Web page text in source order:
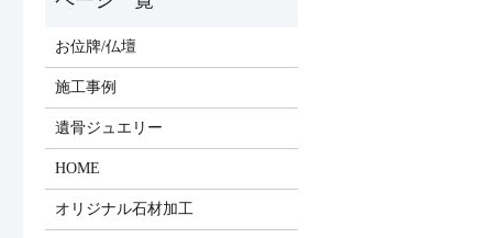
お位牌/仏壇
施工事例
遺骨ジュエリー
HOME
オリジナル石材加工